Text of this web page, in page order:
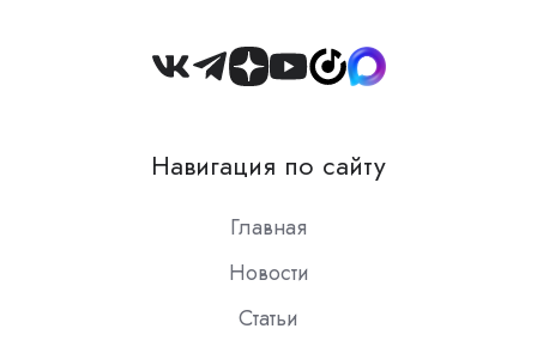
Join
Slack
Навигация по сайту
Главная
Новости
Статьи